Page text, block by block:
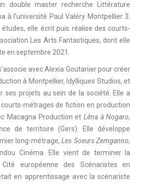
double master recherche Littérature
à l’université Paul Valéry Montpellier 3.
études, elle écrit puis réalise des courts-
Les Arts Fantastiques, dont elle
en septembre 2021.
avec Alexia Goutanier pour créer
à Montpellier, Idylliques Studios, et
ses projets au sein de la société. Elle a
métrages de fiction en production
Macagna Production et Léna à Nogaro,
de territoire (Gers). Elle développe
long-métrage,Les Soeurs Zemganno,
Cinéma. Elle vient de terminer la
européenne des Scénaristes en
en apprentissage avec la scénariste